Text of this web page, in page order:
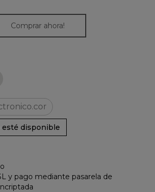
Comprar ahora!
esté disponible
y pago mediante pasarela de